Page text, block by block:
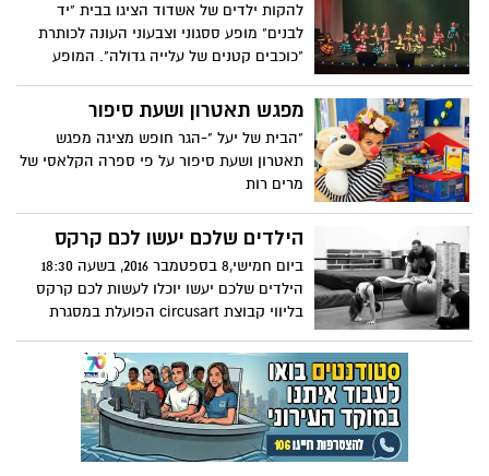
בפברואר באשדוד
להקות ילדים של אשדוד הציגו בבית "יד
לבנים" מופע ססגוני וצבעוני העונה לכותרת
"כוכבים קטנים של עלייה גדולה". המופע
משרד העלייה והקליטה והמחלקה העירונית
מפגש תאטרון ושעת סיפור
"הבית של יעל "-הגר חופש מציגה מפגש
תאטרון ושעת סיפור על פי ספרה הקלאסי של
מרים רות
הילדים שלכם יעשו לכם קרקס
ביום חמישי,8 בספטמבר 2016, בשעה 18:30
הילדים שלכם יעשו יוכלו לעשות לכם קרקס
בליווי קבוצת circusart הפועלת במסגרת